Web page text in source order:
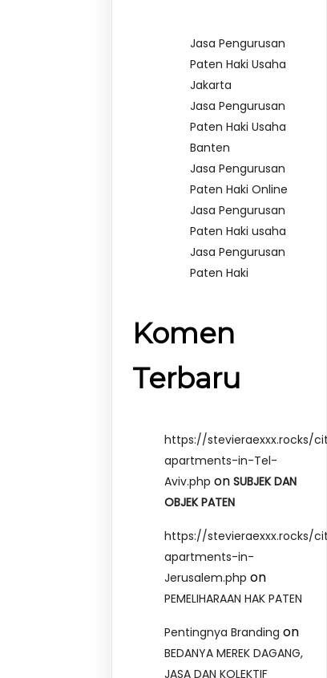
Jasa Pengurusan
Paten Haki Usaha
Jakarta
Jasa Pengurusan
Paten Haki Usaha
Banten
Jasa Pengurusan
Paten Haki Online
Jasa Pengurusan
Paten Haki usaha
Jasa Pengurusan
Paten Haki
Komen
Terbaru
https://stevieraexxx.rocks/
apartments-in-Tel-
Aviv.php onSUBJEK DAN
OBJEK PATEN
https://stevieraexxx.rocks/
apartments-in-
Jerusalem.php on
PEMELIHARAAN HAK PATEN
Pentingnya Branding on
BEDANYA MEREK DAGANG,
JASA DAN KOLEKTIF